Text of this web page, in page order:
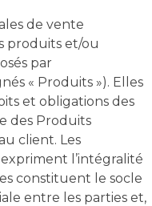
de vente
produits et/ou
par
« Produits »). Elles
et obligations des
des Produits
client. Les
l’intégralité
constituent le socle
entre les parties et,